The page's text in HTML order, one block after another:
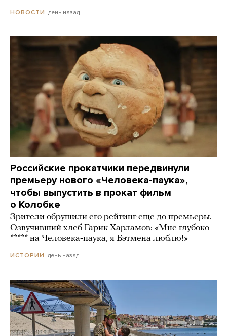
НОВОСТИ день назад
Российские прокатчики передвинули
премьеру нового «Человека-паука»,
чтобы выпустить в прокат фильм
о Колобке
Зрители обрушили его рейтинг еще до премьеры.
Озвучивший хлеб Гарик Харламов: «Мне глубоко
***** на Человека-паука, я Бэтмена люблю!»
ИСТОРИИ день назад